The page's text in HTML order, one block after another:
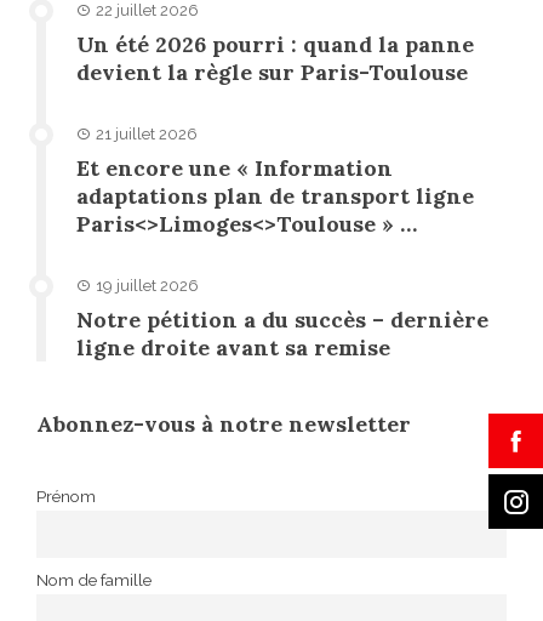
22 juillet 2026
Un été 2026 pourri : quand la panne
devient la règle sur Paris-Toulouse
21 juillet 2026
Et encore une « Information
adaptations plan de transport ligne
Paris<>Limoges<>Toulouse » …
19 juillet 2026
Notre pétition a du succès – dernière
ligne droite avant sa remise
Abonnez-vous à notre newsletter
Prénom
Nom de famille